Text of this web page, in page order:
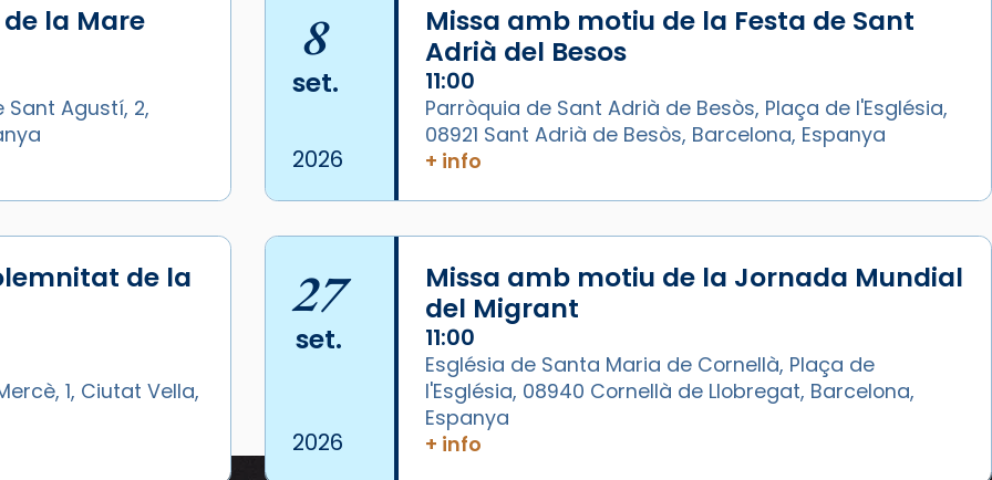
la Mare
Agustí, 2,
8
set.
2026
Missa amb motiu de la Festa de Sant
Adrià del Besos
11:00
Parròquia de Sant Adrià de Besòs, Plaça de l'Església,
08921 Sant Adrià de Besòs, Barcelona, Espanya
+ info
de la
1, Ciutat Vella,
27
set.
2026
Missa amb motiu de la Jornada Mundial
del Migrant
11:00
Església de Santa Maria de Cornellà, Plaça de
l'Església, 08940 Cornellà de Llobregat, Barcelona,
Espanya
+ info